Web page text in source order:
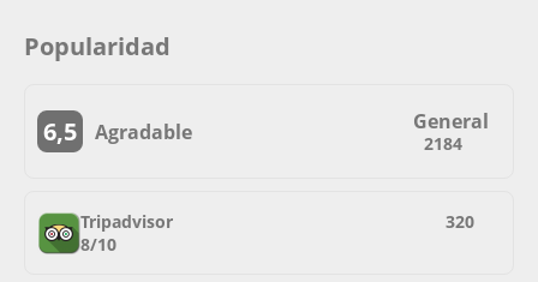
Popularidad
6,5 Agradable General
2184
Tripadvisor
8/10
320